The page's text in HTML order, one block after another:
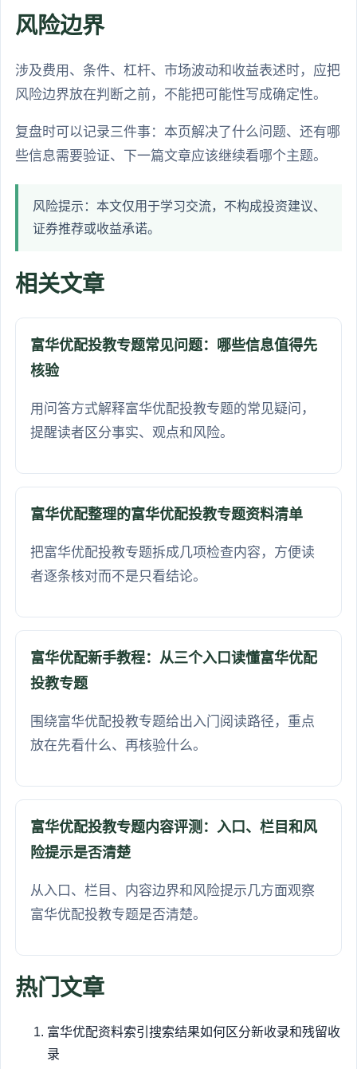
风险边界
涉及费用、条件、杠杆、市场波动和收益表述时，应把
风险边界放在判断之前，不能把可能性写成确定性。
复盘时可以记录三件事：本页解决了什么问题、还有哪
些信息需要验证、下一篇文章应该继续看哪个主题。
风险提示：本文仅用于学习交流，不构成投资建议、
证券推荐或收益承诺。
相关文章
富华优配投教专题常见问题：哪些信息值得先
核验
用问答方式解释富华优配投教专题的常见疑问，
提醒读者区分事实、观点和风险。
富华优配整理的富华优配投教专题资料清单
把富华优配投教专题拆成几项检查内容，方便读
者逐条核对而不是只看结论。
富华优配新手教程：从三个入口读懂富华优配
投教专题
围绕富华优配投教专题给出入门阅读路径，重点
放在先看什么、再核验什么。
富华优配投教专题内容评测：入口、栏目和风
险提示是否清楚
从入口、栏目、内容边界和风险提示几方面观察
富华优配投教专题是否清楚。
热门文章
富华优配资料索引搜索结果如何区分新收录和残留收
录